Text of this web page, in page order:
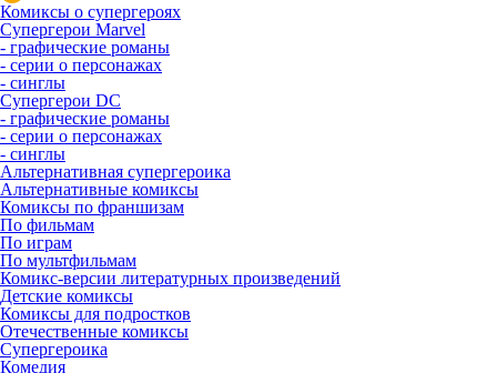
Комиксы о супергероях
Супергерои Marvel
- графические романы
- серии о персонажах
- синглы
Супергерои DC
- графические романы
- серии о персонажах
- синглы
Альтернативная супергероика
Альтернативные комиксы
Комиксы по франшизам
По фильмам
По играм
По мультфильмам
Комикс-версии литературных произведений
Детские комиксы
Комиксы для подростков
Отечественные комиксы
Супергероика
Комедия